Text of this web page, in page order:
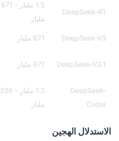
DeepSeek-R1
1.5 مليار - 671
مليار
DeepSeek-V3 671 مليار
DeepSeek-V3.1 671 مليار
DeepSeek-
Coder
1.3 مليار - 236
مليار
الاستدلال الهجين